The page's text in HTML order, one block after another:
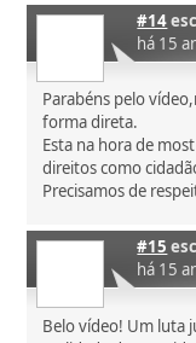
#14
há 15
Parabéns pelo
forma direta.
Esta na hora de
direitos como
Precisamos de
#15
há 15
Belo vídeo! Um luta